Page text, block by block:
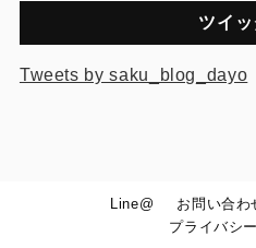
ツイ
Tweets by saku_blog_dayo
Line@ お問い合わ
プライバシ